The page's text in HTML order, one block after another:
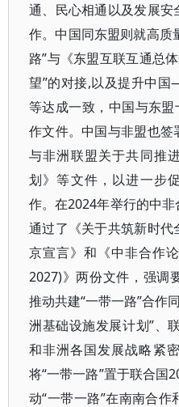
通、民心相通以及发展
作。中国同东盟则就高质
路”与《东盟互联互通总
望”的对接,以及提升中
等达成一致，中国与东盟
作文件。中国与非盟也
与非洲联盟关于共同推
划》等文件，以进一步
作。在2024年举行的中
通过了《关于共筑新时
京宣言》和《中非合作
2027)》两份文件，强调
推动共建“一带一路”合作
洲基础设施发展计划”、
和非洲各国发展战略紧
将“一带一路”置于联合国
动“一带一路”在南南合